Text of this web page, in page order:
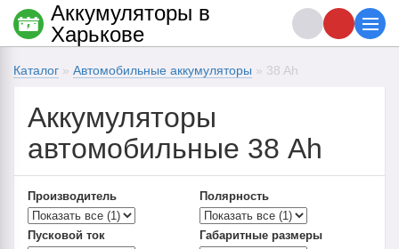
Каталог » Автомобильные аккумуляторы » 38 Ah
Аккумуляторы
автомобильные 38 Ah
Производитель Полярность
Пусковой ток Габаритные размеры
Аккумуляторы в
Харькове